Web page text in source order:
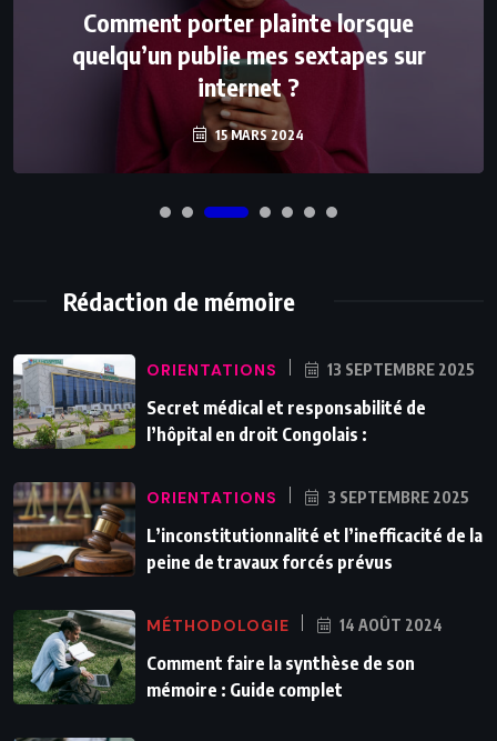
Comment porter plainte lorsque
quelqu’un publie mes sextapes sur
internet ?
15 MARS 2024
Rédaction de mémoire
ORIENTATIONS 13 SEPTEMBRE 2025
Secret médical et responsabilité de
l’hôpital en droit Congolais :
ORIENTATIONS 3 SEPTEMBRE 2025
L’inconstitutionnalité et l’inefficacité de la
peine de travaux forcés prévus
MÉTHODOLOGIE 14 AOÛT 2024
Comment faire la synthèse de son
mémoire : Guide complet